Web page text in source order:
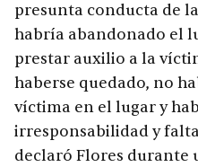
presunta conducta de
habría abandonado el
prestar auxilio a la
haberse quedado, no
víctima en el lugar y
irresponsabilidad y
declaró Flores durante